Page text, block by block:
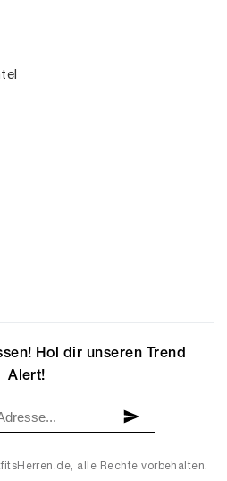
alle Rechte vorbehalten.
Hol dir unseren Trend
Alert!